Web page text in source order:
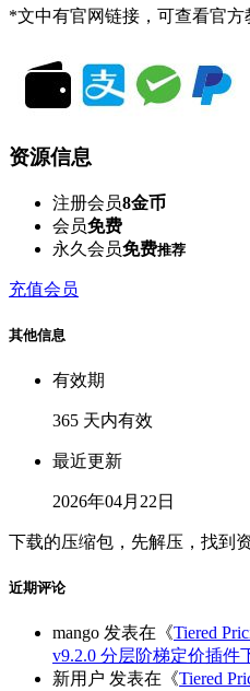
*文中有官网链接，可查看官方
资源信息
注册会员8金币
会员免费
永久会员免费推荐
充值会员
其他信息
有效期
365 天内有效
最近更新
2026年04月22日
下载的压缩包，先解压，找到
近期评论
mango 发表在《Tiered
v9.2.0 分层阶梯定价插件
新用户 发表在《Tiered